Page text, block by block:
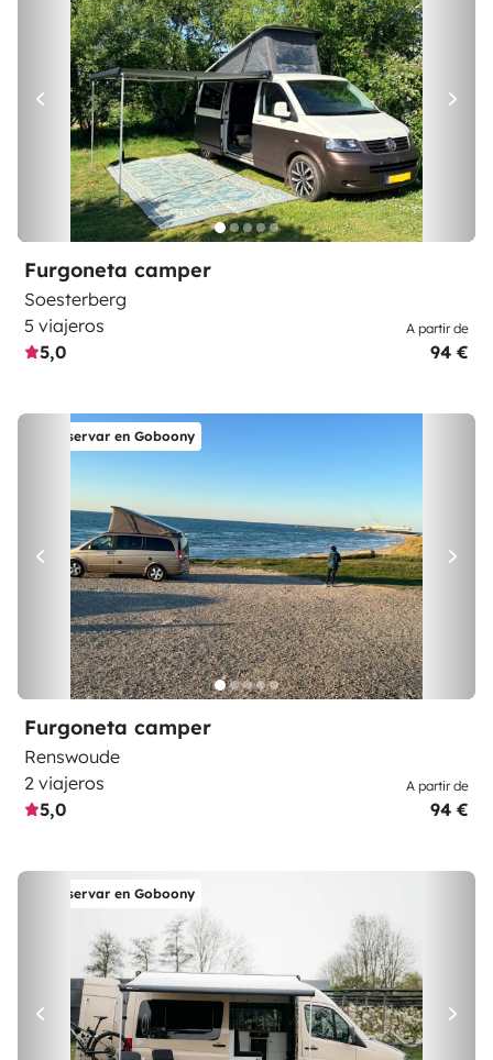
Furgoneta camper
Soesterberg
5 viajeros
5,0
A partir de
94 €
Reservar en Goboony
Furgoneta camper
Renswoude
2 viajeros
5,0
A partir de
94 €
Reservar en Goboony